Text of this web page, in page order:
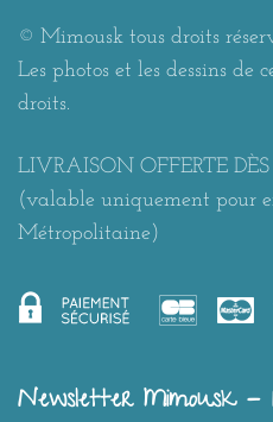
© Mimousk tous droits
Les photos et les dessins de
droits.
LIVRAISON OFFERTE
(valable uniquement pour
Métropolitaine)
Newsletter Mimousk -